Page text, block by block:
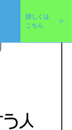
詳しくは
こちら